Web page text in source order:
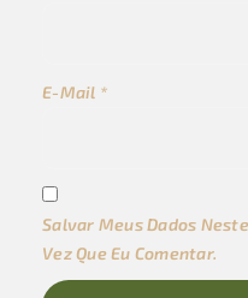
E-Mail *
Salvar Meus Dados
Vez Que Eu Comentar.